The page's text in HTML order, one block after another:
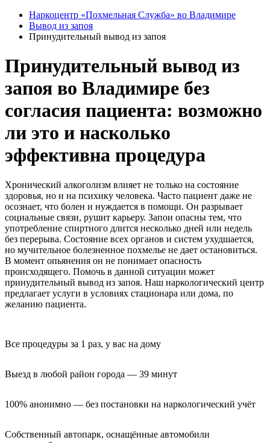
Наркоцентр «Похмельная Служба» во Владимире
Вывод из запоя
Принудительный вывод из запоя
Принудительный вывод из
запоя во Владимире без
согласия пациента: возможно
ли это и насколько
эффективна процедура
Хронический алкоголизм влияет не только на состояние
здоровья, но и на психику человека. Часто пациент даже не
осознает, что болен и нуждается в помощи. Он разрывает
социальные связи, рушит карьеру. Запои опасны тем, что
употребление спиртного длится несколько дней или недель
без перерыва. Состояние всех органов и систем ухудшается,
но мучительное болезненное похмелье не дает остановиться.
В момент опьянения он не понимает опасность
происходящего. Помочь в данной ситуации может
принудительный вывод из запоя. Наш наркологический центр
предлагает услуги в условиях стационара или дома, по
желанию пациента.
Все процедуры за 1 раз, у вас на дому
Выезд в любой район города — 39 минут
100% анонимно — без постановки на наркологический учёт
Собственный автопарк, оснащённые автомобили